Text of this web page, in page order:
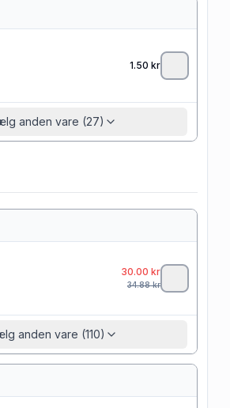
1.50 kr
anden vare (27)
30.00 kr
34.88kr
anden vare (110)